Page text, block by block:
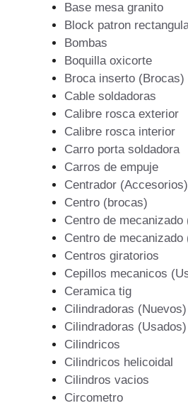
Base mesa granito
Block patron
Bombas
Boquilla oxicorte
Broca inserto (Brocas)
Cable soldadoras
Calibre rosca exterior
Calibre rosca interior
Carro porta soldadora
Carros de empuje
Centrador (Accesorios)
Centro (brocas)
Centro de mecanizado
Centro de mecanizado
Centros giratorios
Cepillos mecanicos
Ceramica tig
Cilindradoras (Nuevos)
Cilindradoras (Usados)
Cilindricos
Cilindricos helicoidal
Cilindros vacios
Circometro